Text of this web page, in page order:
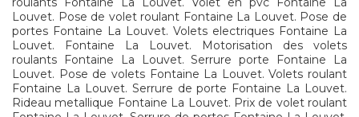
Louvet. Pose de volet roulant Fontaine La Louvet. Pose de
portes Fontaine La Louvet. Volets electriques Fontaine La
Louvet. Fontaine La Louvet. Motorisation des volets
roulants Fontaine La Louvet. Serrure porte Fontaine La
Louvet. Pose de volets Fontaine La Louvet. Volets roulant
Fontaine La Louvet. Serrure de porte Fontaine La Louvet.
Rideau metallique Fontaine La Louvet. Prix de volet roulant